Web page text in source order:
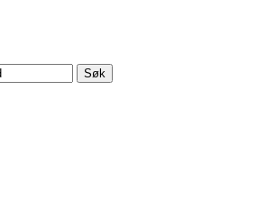
Søk